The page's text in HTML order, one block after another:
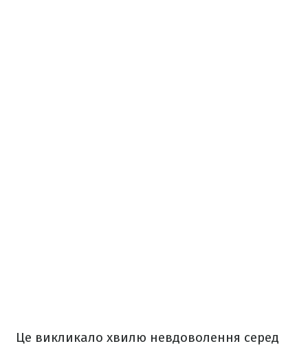
Це викликало хвилю невдоволення серед